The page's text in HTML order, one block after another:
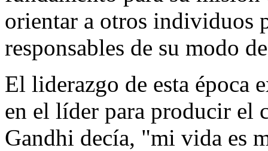
orientar a otros individuos
responsables de su modo
El liderazgo de esta época
en el líder para producir el
Gandhi decía, "mi vida es